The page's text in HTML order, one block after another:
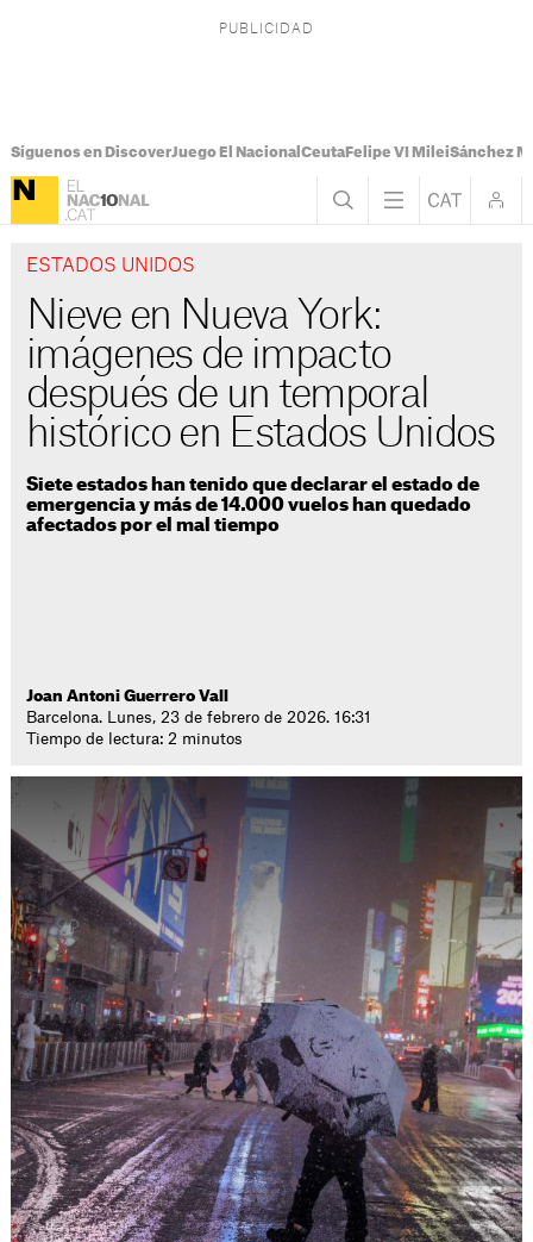
Síguenos en DiscoverJuego El Nacional CeutaFelipe VI MileiSánchez
ESTADOS UNIDOS
Nieve en Nueva York:
imágenes de impacto
después de un temporal
histórico en Estados Unidos
Siete estados han tenido que declarar el estado de
emergencia y más de 14.000 vuelos han quedado
afectados por el mal tiempo
Joan Antoni Guerrero Vall
Barcelona. Lunes, 23 de febrero de 2026. 16:31
Tiempo de lectura: 2 minutos